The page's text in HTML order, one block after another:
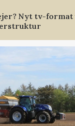
Nyt tv-